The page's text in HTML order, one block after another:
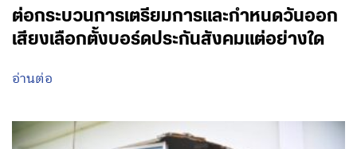
ต่อกระบวนการเตรียมการและกำหนดวันออก
เสียงเลือกตั้งบอร์ดประกันสังคมแต่อย่างใด
อ่านต่อ